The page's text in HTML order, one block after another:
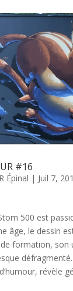
#16
Épinal | Juil 7,
500 est
âge, le dessin
formation, son
révèle